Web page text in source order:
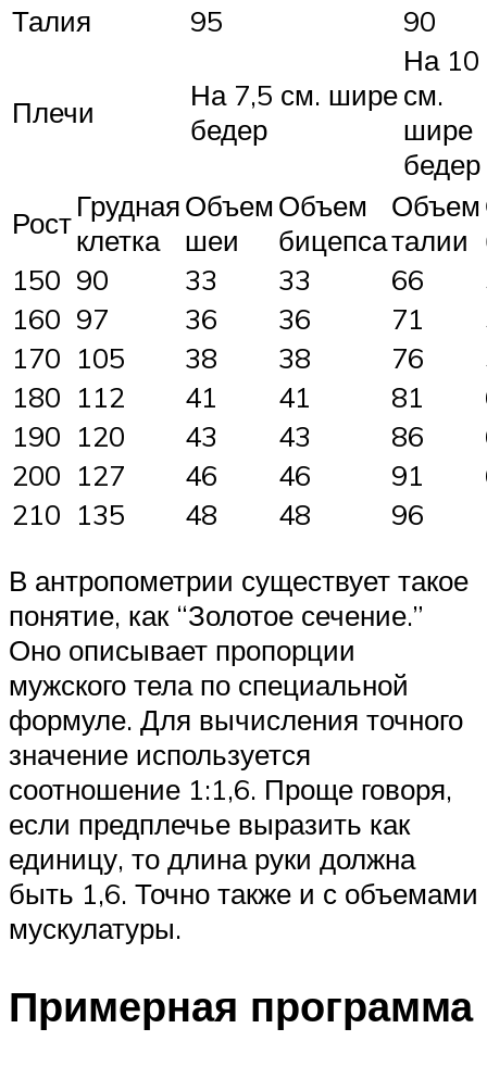
Талия
95 90
Плечи
На 7,5 см. шире
бедер
На 10
см.
шире
бедер
РостГрудная
клетка
Объем
шеи
Объем
бицепса
Объем
талии
150 90 33 33 66
160 97 36 36 71
170 105 38 38 76
180 112 41 41 81
190 120 43 43 86
200 127 46 46 91
210 135 48 48 96
В антропометрии существует такое
понятие, как “Золотое сечение.”
Оно описывает пропорции
мужского тела по специальной
формуле. Для вычисления точного
значение используется
соотношение 1:1,6. Проще говоря,
если предплечье выразить как
единицу, то длина руки должна
быть 1,6. Точно также и с объемами
мускулатуры.
Примерная программа